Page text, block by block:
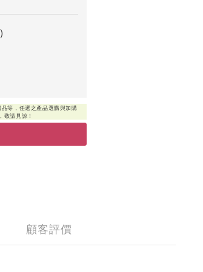
顧客評價